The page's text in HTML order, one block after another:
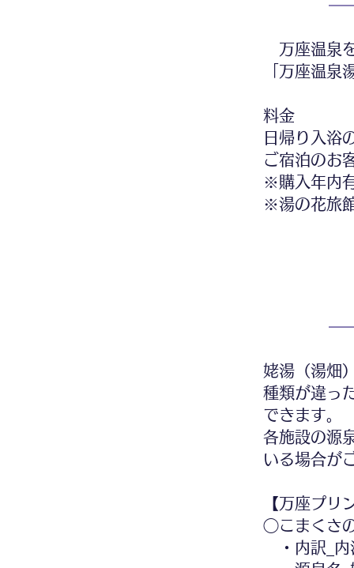
万座温泉
「万座温泉
料金
日帰り入
ご宿泊の
※購入年内
※湯の花旅
姥湯（湯畑
種類が違っ
できます。
各施設の源
いる場合が
【万座プリ
◯こまくさ
・内訳_内